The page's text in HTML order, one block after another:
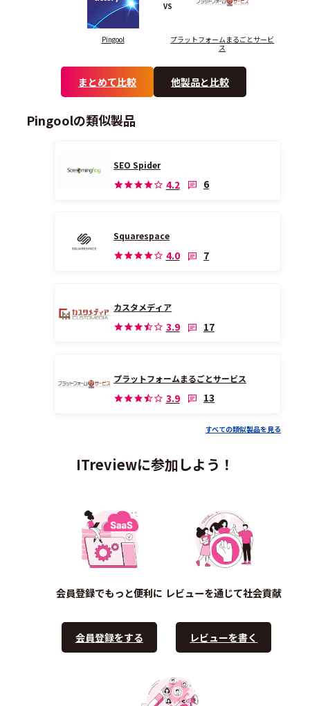
Pingool
VS
プラットフォームまるごとサービ
ス
まとめて比較 他製品と比較
Pingoolの類似製品
SEO Spider
4.2 6
Squarespace
4.0 7
カスタメディア
3.9 17
プラットフォームまるごとサービス
3.9 13
すべての類似製品を見る
ITreviewに参加しよう！
会員登録でもっと便利に
会員登録をする
レビューを通じて社会貢献
レビューを書く